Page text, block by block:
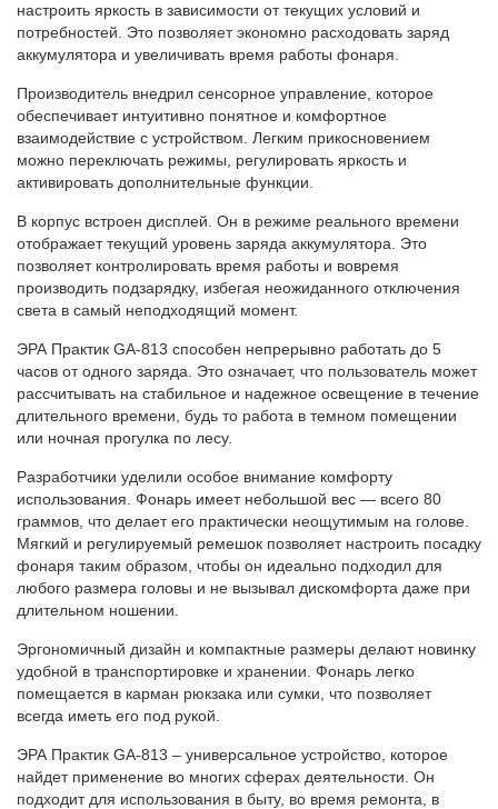
настроить яркость в зависимости от текущих условий и
потребностей. Это позволяет экономно расходовать заряд
аккумулятора и увеличивать время работы фонаря.
Производитель внедрил сенсорное управление, которое
обеспечивает интуитивно понятное и комфортное
взаимодействие с устройством. Легким прикосновением
можно переключать режимы, регулировать яркость и
активировать дополнительные функции.
В корпус встроен дисплей. Он в режиме реального времени
отображает текущий уровень заряда аккумулятора. Это
позволяет контролировать время работы и вовремя
производить подзарядку, избегая неожиданного отключения
света в самый неподходящий момент.
ЭРА Практик GA-813 способен непрерывно работать до 5
часов от одного заряда. Это означает, что пользователь может
рассчитывать на стабильное и надежное освещение в течение
длительного времени, будь то работа в темном помещении
или ночная прогулка по лесу.
Разработчики уделили особое внимание комфорту
использования. Фонарь имеет небольшой вес — всего 80
граммов, что делает его практически неощутимым на голове.
Мягкий и регулируемый ремешок позволяет настроить посадку
фонаря таким образом, чтобы он идеально подходил для
любого размера головы и не вызывал дискомфорта даже при
длительном ношении.
Эргономичный дизайн и компактные размеры делают новинку
удобной в транспортировке и хранении. Фонарь легко
помещается в карман рюкзака или сумки, что позволяет
всегда иметь его под рукой.
ЭРА Практик GA-813 – универсальное устройство, которое
найдет применение во многих сферах деятельности. Он
подходит для использования в быту, во время ремонта, в